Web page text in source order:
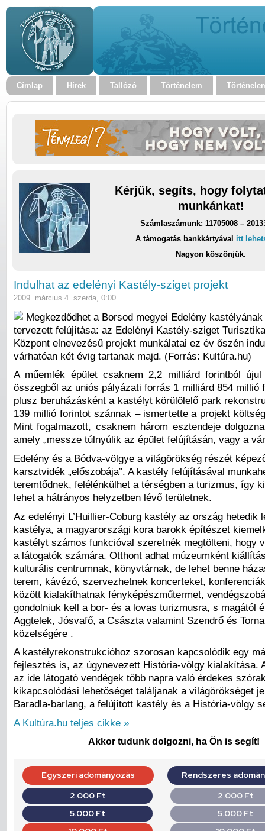
Címlap Hírek Tallózó Történelem
Kérjük, segíts, hogy
munkánkat!
Számlaszámunk: 11705008 –
A támogatás bankkártyával itt
Nagyon köszönjük.
Indulhat az edelényi Kastély-sziget projekt
2009. március 4. szerda, 0:00
Megkezdődhet a Borsod megyei Edelény
tervezett felújítása: az Edelényi Kastély-sziget
Központ elnevezésű projekt munkálatai ez év őszén
várhatóan két évig tartanak majd. (Forrás: Kultúra.hu)
A műemlék épület csaknem 2,2 milliárd forintból
összegből az uniós pályázati forrás 1 milliárd 854 millió
plusz beruházásként a kastélyt körülölelő park
139 millió forintot szánnak – ismertette a projekt
Mint fogalmazott, csaknem három esztendeje
amely „messze túlnyúlik az épület felújításán, vagy a
Edelény és a Bódva-völgye a világörökség részét
karsztvidék „előszobája”. A kastély felújításával
teremtődnek, felélénkülhet a térségben a turizmus, így
lehet a hátrányos helyzetben lévő területnek.
Az edelényi L’Huillier-Coburg kastély az ország hetedik
kastélya, a magyarországi kora barokk építészet
kastélyt számos funkcióval szeretnék megtölteni, hogy
a látogatók számára. Otthont adhat múzeumként
kulturális centrumnak, könyvtárnak, de lehet benne
terem, kávézó, szervezhetnek koncerteket,
között kialakíthatnak fényképészműtermet,
gondolniuk kell a bor- és a lovas turizmusra, s magától
Aggtelek, Jósvafő, a Császta valamint Szendrő és
közelségére .
A kastélyrekonstrukcióhoz szorosan kapcsolódik egy
fejlesztés is, az úgynevezett História-völgy kialakítása.
az ide látogató vendégek több napra való érdekes
kikapcsolódási lehetőséget találjanak a világörökséget
Baradla-barlang, a felújított kastély és a História-völgy
A Kultúra.hu teljes cikke »
Akkor tudunk dolgozni, ha Ön is segít!